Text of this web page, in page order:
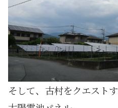
そして、古村をクエスト